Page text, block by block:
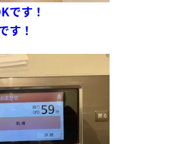
です！
す！